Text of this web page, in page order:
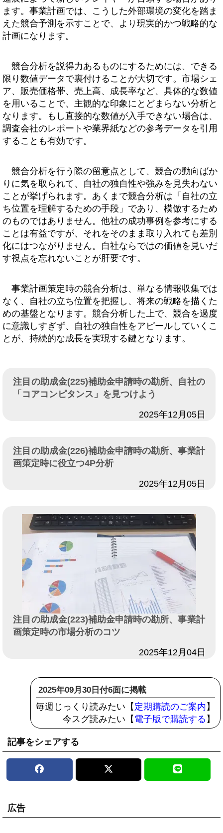
ます。事業計画では、こうした外部環境の変化を踏ま
えた競合予測を示すことで、より現実的かつ戦略的な
計画になります。
競合分析を説得力あるものにするためには、できる
限り数値データで裏付けることが大切です。市場シェ
ア、販売価格帯、売上高、成長率など、具体的な数値
を用いることで、主観的な印象にとどまらない分析と
なります。もし直接的な数値が入手できない場合は、
調査会社のレポートや業界紙などの参考データを引用
することも有効です。
競合分析を行う際の留意点として、競合の動向ばか
りに気を取られて、自社の独自性や強みを見失わない
ことが挙げられます。あくまで競合分析は「自社の立
ち位置を理解するための手段」であり、模倣するため
のものではありません。他社の成功事例を参考にする
ことは有益ですが、それをそのまま取り入れても差別
化にはつながりません。自社ならではの価値を見いだ
す視点を忘れないことが肝要です。
事業計画策定時の競合分析は、単なる情報収集では
なく、自社の立ち位置を把握し、将来の戦略を描くた
めの基盤となります。競合分析した上で、競合を過度
に意識しすぎず、自社の独自性をアピールしていくこ
とが、持続的な成長を実現する鍵となります。
注目の助成金(225)補助金申請時の勘所、自社の
「コアコンピタンス」を見つけよう
2025年12月05日
注目の助成金(226)補助金申請時の勘所、事業計
画策定時に役立つ4P分析
2025年12月05日
注目の助成金(223)補助金申請時の勘所、事業計
画策定時の市場分析のコツ
2025年12月04日
2025年09月30日付6面に掲載
毎週じっくり読みたい【 定期購読のご案内 】
今スグ読みたい【 電子版で購読する 】
記事をシェアする
広告